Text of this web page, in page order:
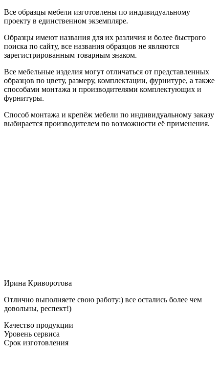
Все образцы мебели изготовлены по индивидуальному
проекту в единственном экземпляре.
Образцы имеют названия для их различия и более быстрого
поиска по сайту, все названия образцов не являются
зарегистрированным товарным знаком.
Все мебельные изделия могут отличаться от представленных
образцов по цвету, размеру, комплектации, фурнитуре, а также
способами монтажа и производителями комплектующих и
фурнитуры.
Способ монтажа и крепёж мебели по индивидуальному заказу
выбирается производителем по возможности её применения.
Ирина Криворотова
Отлично выполняете свою работу:) все остались более чем
довольны, респект!)
Качество продукции
Уровень сервиса
Срок изготовления